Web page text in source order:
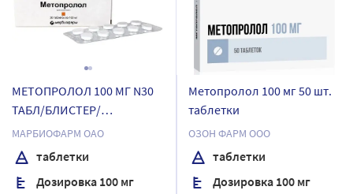
МЕТОПРОЛОЛ 100 МГ N30
ТАБЛ/БЛИСТЕР/
МАРБИОФАРМ/
МАРБИОФАРМ ОАО
таблетки
Дозировка 100 мг
Метопролол 100 мг 50 шт.
таблетки
ОЗОН ФАРМ ООО
таблетки
Дозировка 100 мг